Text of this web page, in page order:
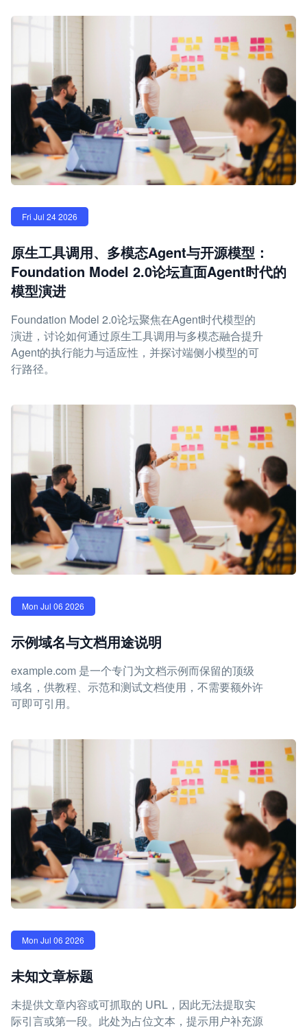
Fri Jul 24 2026
原生工具调用、多模态Agent与开源模型：
Foundation Model 2.0论坛直面Agent时代的
模型演进
Foundation Model 2.0论坛聚焦在Agent时代模型的
演进，讨论如何通过原生工具调用与多模态融合提升
Agent的执行能力与适应性，并探讨端侧小模型的可
行路径。
Mon Jul 06 2026
示例域名与文档用途说明
example.com 是一个专门为文档示例而保留的顶级
域名，供教程、示范和测试文档使用，不需要额外许
可即可引用。
Mon Jul 06 2026
未知文章标题
未提供文章内容或可抓取的 URL，因此无法提取实
际引言或第一段。此处为占位文本，提示用户补充源